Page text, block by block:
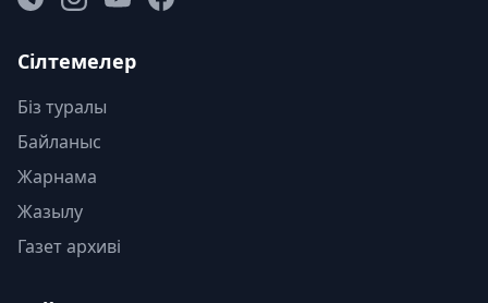
Сілтемелер
Біз туралы
Байланыс
Жарнама
Жазылу
Газет архиві